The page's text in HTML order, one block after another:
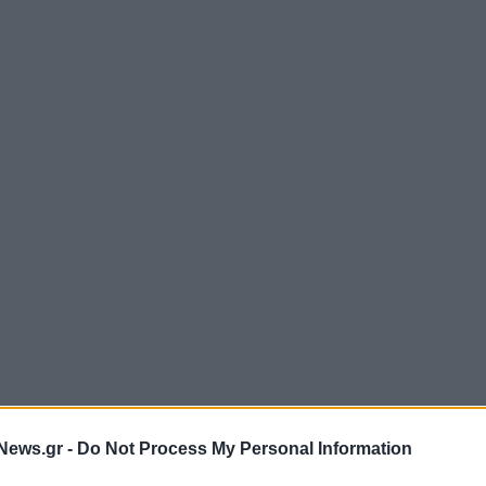
- Do Not Process My Personal Information